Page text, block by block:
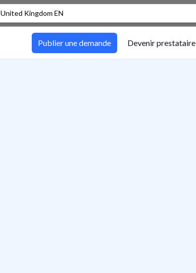
United Kingdom EN
Publier une demande Devenir prestataire